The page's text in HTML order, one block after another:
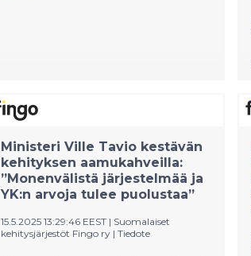
Ministeri Ville Tavio kestävän
kehityksen aamukahveilla:
”Monenvälistä järjestelmää ja
YK:n arvoja tulee puolustaa”
15.5.2025 13:29:46 EEST | Suomalaiset
kehitysjärjestöt Fingo ry | Tiedote